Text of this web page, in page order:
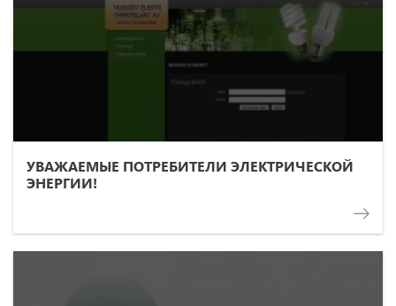
УВАЖАЕМЫЕ ПОТРЕБИТЕЛИ ЭЛЕКТРИЧЕСКОЙ
ЭНЕРГИИ!